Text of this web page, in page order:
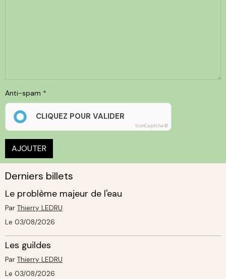
Anti-spam
CLIQUEZ POUR VALIDER
IconCaptcha ©
AJOUTER
Derniers billets
Le problème majeur de l'eau
Par Thierry LEDRU
Le 03/08/2026
Les guildes
Par Thierry LEDRU
Le 03/08/2026